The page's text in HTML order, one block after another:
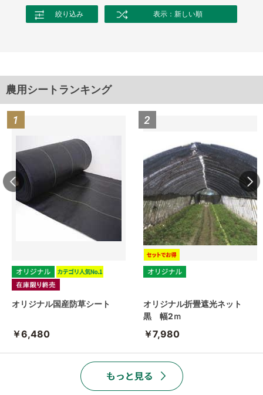
絞り込み 表示：新しい順
農用シートランキング
オリジナル国産防草シート
￥6,480
オリジナル折畳遮光ネット
黒 幅2ｍ
￥7,980